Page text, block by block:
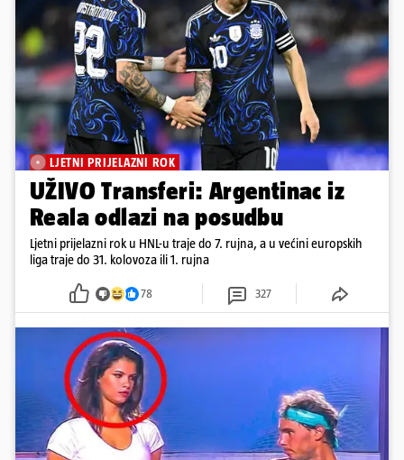
LJETNI PRIJELAZNI ROK
UŽIVO Transferi: Argentinac iz
Reala odlazi na posudbu
Ljetni prijelazni rok u HNL-u traje do 7. rujna, a u većini europskih
liga traje do 31. kolovoza ili 1. rujna
78 327